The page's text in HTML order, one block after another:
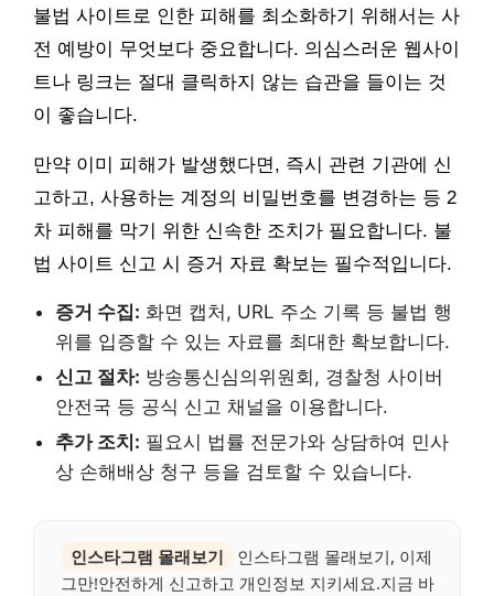
불법 사이트로 인한 피해를 최소화하기 위해서는 사
전 예방이 무엇보다 중요합니다. 의심스러운 웹사이
트나 링크는 절대 클릭하지 않는 습관을 들이는 것
이 좋습니다.
만약 이미 피해가 발생했다면, 즉시 관련 기관에 신
고하고, 사용하는 계정의 비밀번호를 변경하는 등 2
차 피해를 막기 위한 신속한 조치가 필요합니다. 불
법 사이트 신고 시 증거 자료 확보는 필수적입니다.
증거 수집: 화면 캡처, URL 주소 기록 등 불법 행
위를 입증할 수 있는 자료를 최대한 확보합니다.
신고 절차: 방송통신심의위원회, 경찰청 사이버
안전국 등 공식 신고 채널을 이용합니다.
추가 조치: 필요시 법률 전문가와 상담하여 민사
상 손해배상 청구 등을 검토할 수 있습니다.
인스타그램 몰래보기
인스타그램 몰래보기, 이제
그만!안전하게 신고하고 개인정보 지키세요.지금 바